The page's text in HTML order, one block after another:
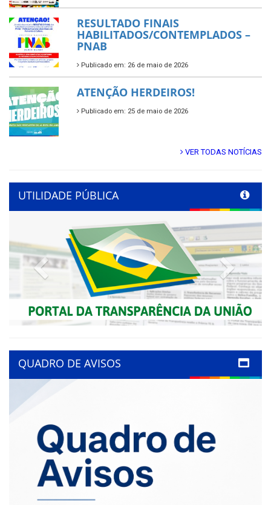
RESULTADO FINAIS
HABILITADOS/CONTEMPLADOS –
PNAB
Publicado em: 26 de maio de 2026
ATENÇÃO HERDEIROS!
Publicado em: 25 de maio de 2026
VER TODAS NOTÍCIAS
UTILIDADE PÚBLICA
Previous Next
QUADRO DE AVISOS